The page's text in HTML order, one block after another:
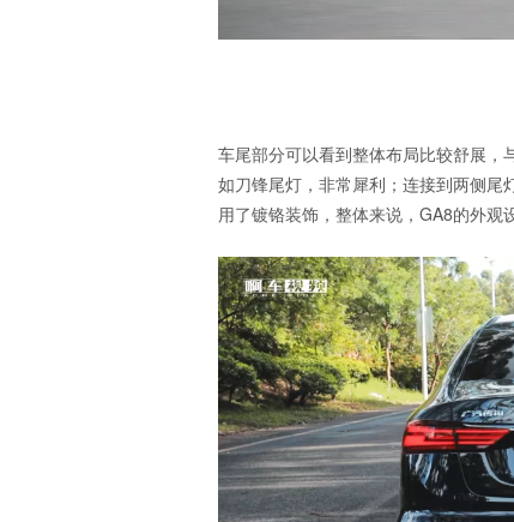
车尾部分可以看到整体布局比较舒展，
如刀锋尾灯，非常犀利；连接到两侧尾
用了镀铬装饰，整体来说，GA8的外观